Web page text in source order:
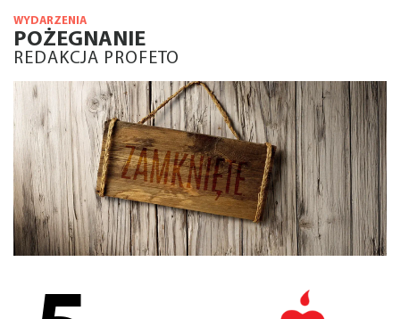
WYDARZENIA
POŻEGNANIE
REDAKCJA PROFETO